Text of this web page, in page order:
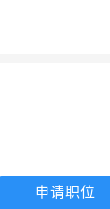
申请职位